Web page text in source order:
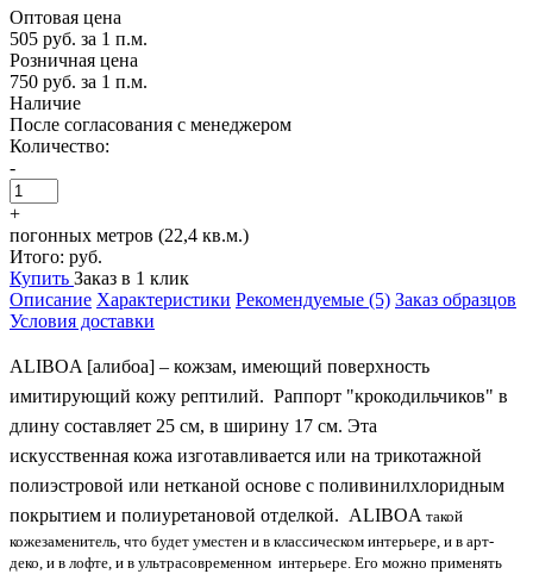
Оптовая цена
505 руб. за 1 п.м.
Розничная цена
750 руб. за 1 п.м.
Наличие
После согласования с менеджером
Количество:
-
+
погонных метров (22,4 кв.м.)
Итого: руб.
Купить Заказ в 1 клик
Описание Характеристики Рекомендуемые (5) Заказ образцов
Условия доставки
ALIBOA [алибоа] – кожзам, имеющий поверхность
имитирующий кожу рептилий. Раппорт "крокодильчиков" в
длину составляет 25 см, в ширину 17 см. Эта
искусственная кожа изготавливается или на трикотажной
полиэстровой или нетканой основе с поливинилхлоридным
покрытием и полиуретановой отделкой. ALIBOA такой
кожезаменитель, что будет уместен и в классическом интерьере, и в арт-
деко, и в лофте, и в ультрасовременном интерьере. Его можно применять